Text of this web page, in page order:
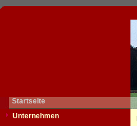
Startseite
Unternehmen